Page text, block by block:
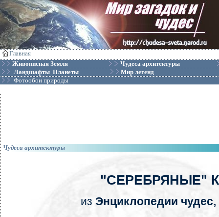
Главная
Живописная Земля
Чудеса архитектуры
Ландшафты Планеты
Мир легенд
Фотообои природы
Чудеса архитектуры
"СЕРЕБРЯНЫЕ"
из Энциклопедии чудес,